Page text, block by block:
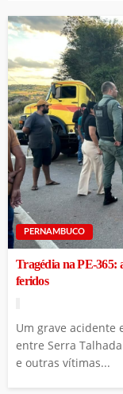
PERNAMBUCO
Tragédia na PE-365:
feridos
Um grave acidente
entre Serra
e outras vítimas...